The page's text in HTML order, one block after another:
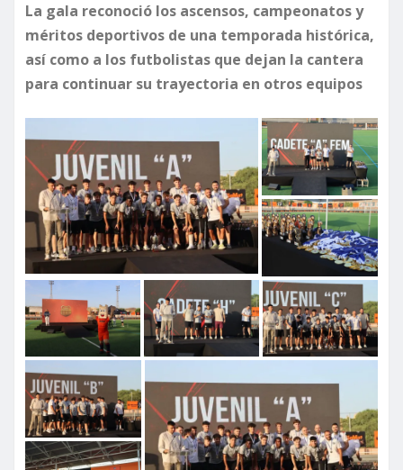
La gala reconoció los ascensos, campeonatos y
méritos deportivos de una temporada histórica,
así como a los futbolistas que dejan la cantera
para continuar su trayectoria en otros equipos